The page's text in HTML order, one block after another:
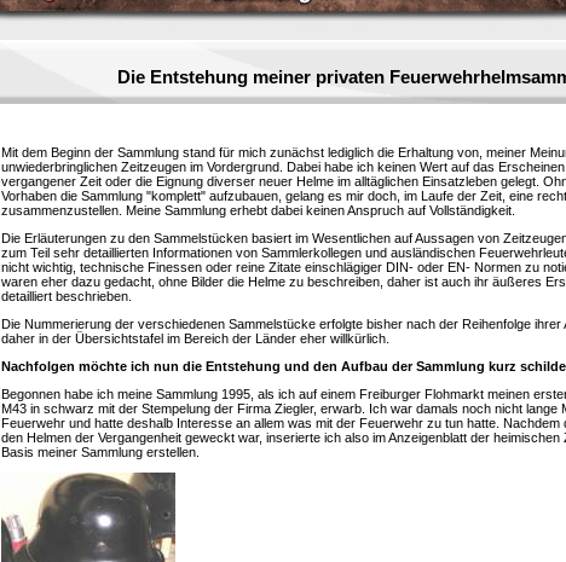
Die Entstehung meiner privaten
Mit dem Beginn der Sammlung stand für mich zunächst lediglich die Erhaltung von, meiner
unwiederbringlichen Zeitzeugen im Vordergrund. Dabei habe ich keinen Wert auf das
vergangener Zeit oder die Eignung diverser neuer Helme im alltäglichen Einsatzleben gelegt.
Vorhaben die Sammlung "komplett" aufzubauen, gelang es mir doch, im Laufe der Zeit, eine
zusammenzustellen. Meine Sammlung erhebt dabei keinen Anspruch auf Vollständigkeit.
Die Erläuterungen zu den Sammelstücken basiert im Wesentlichen auf Aussagen von
zum Teil sehr detaillierten Informationen von Sammlerkollegen und ausländischen
nicht wichtig, technische Finessen oder reine Zitate einschlägiger DIN- oder EN- Normen zu
waren eher dazu gedacht, ohne Bilder die Helme zu beschreiben, daher ist auch ihr äußeres
detailliert beschrieben.
Die Nummerierung der verschiedenen Sammelstücke erfolgte bisher nach der Reihenfolge
daher in der Übersichtstafel im Bereich der Länder eher willkürlich.
Nachfolgen möchte ich nun die Entstehung und den Aufbau der Sammlung kurz
Begonnen habe ich meine Sammlung 1995, als ich auf einem Freiburger Flohmarkt meinen
M43 in schwarz mit der Stempelung der Firma Ziegler, erwarb. Ich war damals noch nicht lange
Feuerwehr und hatte deshalb Interesse an allem was mit der Feuerwehr zu tun hatte. Nachdem
den Helmen der Vergangenheit geweckt war, inserierte ich also im Anzeigenblatt der heimischen
Basis meiner Sammlung erstellen.